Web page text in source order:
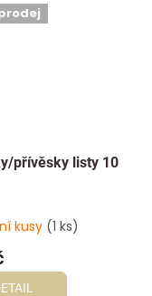
přívěsky listy 10
kusy (1 ks)